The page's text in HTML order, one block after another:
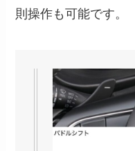
則操作も可能です。